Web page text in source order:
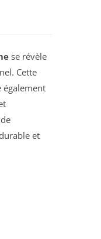
se révèle
Cette
également
et